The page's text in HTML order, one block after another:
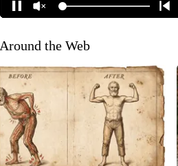
Around the Web